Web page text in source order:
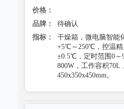
价格：
品牌：
待确认
指标：
干燥箱，微电脑智能
+5℃～250℃，控温
±0.5℃，定时范围0～
800W，工作容积70L
450x350x450mm。